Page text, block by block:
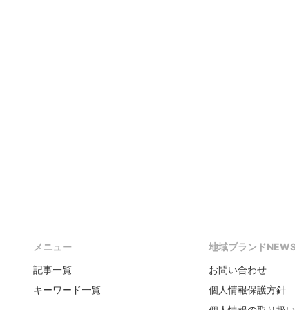
メニュー
記事一覧
キーワード一覧
地域ブランド
お問い合わせ
個人情報保護方針